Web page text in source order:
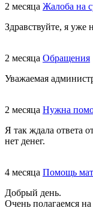
2 месяца Жалоба на
Здравствуйте, я уже
2 месяца Обращения
Уважаемая
2 месяца Нужна
Я так ждала ответа
нет денег.
4 месяца Помощь
Добрый день.
Очень полагаемся